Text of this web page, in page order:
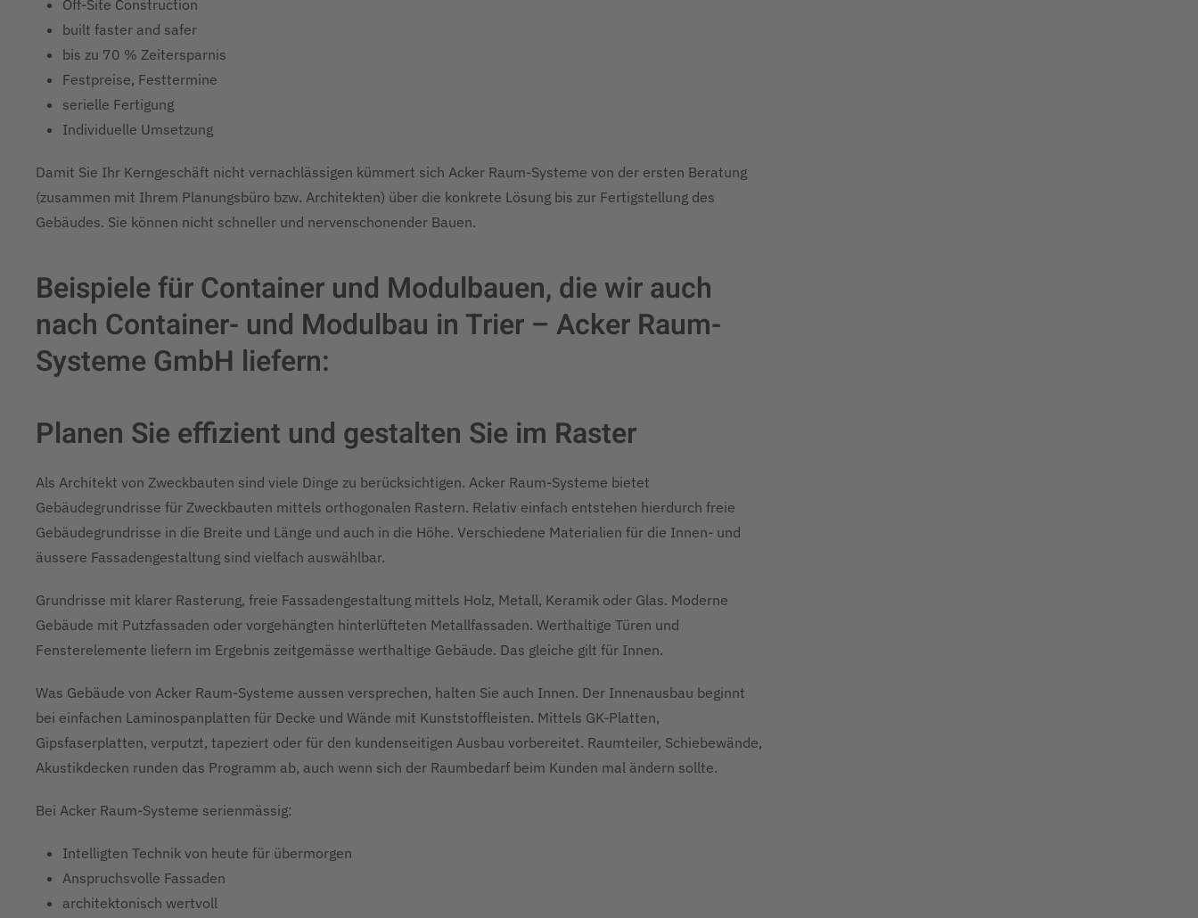
Off-Site Construction
built faster and safer
bis zu 70 % Zeitersparnis
Festpreise, Festtermine
serielle Fertigung
Individuelle Umsetzung
Damit Sie Ihr Kerngeschäft nicht vernachlässigen kümmert sich Acker Raum-Systeme von der ersten Beratung
(zusammen mit Ihrem Planungsbüro bzw. Architekten) über die konkrete Lösung bis zur Fertigstellung des
Gebäudes. Sie können nicht schneller und nervenschonender Bauen.
Beispiele für Container und Modulbauen, die wir auch
nach Container- und Modulbau in Trier – Acker Raum-
Systeme GmbH liefern:
Planen Sie effizient und gestalten Sie im Raster
Als Architekt von Zweckbauten sind viele Dinge zu berücksichtigen. Acker Raum-Systeme bietet
Gebäudegrundrisse für Zweckbauten mittels orthogonalen Rastern. Relativ einfach entstehen hierdurch freie
Gebäudegrundrisse in die Breite und Länge und auch in die Höhe. Verschiedene Materialien für die Innen- und
äussere Fassadengestaltung sind vielfach auswählbar.
Grundrisse mit klarer Rasterung, freie Fassadengestaltung mittels Holz, Metall, Keramik oder Glas. Moderne
Gebäude mit Putzfassaden oder vorgehängten hinterlüfteten Metallfassaden. Werthaltige Türen und
Fensterelemente liefern im Ergebnis zeitgemässe werthaltige Gebäude. Das gleiche gilt für Innen.
Was Gebäude von Acker Raum-Systeme aussen versprechen, halten Sie auch Innen. Der Innenausbau beginnt
bei einfachen Laminospanplatten für Decke und Wände mit Kunststoffleisten. Mittels GK-Platten,
Gipsfaserplatten, verputzt, tapeziert oder für den kundenseitigen Ausbau vorbereitet. Raumteiler, Schiebewände,
Akustikdecken runden das Programm ab, auch wenn sich der Raumbedarf beim Kunden mal ändern sollte.
Bei Acker Raum-Systeme serienmässig:
Intelligten Technik von heute für übermorgen
Anspruchsvolle Fassaden
architektonisch wertvoll